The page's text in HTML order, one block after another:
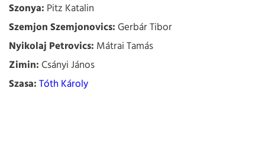
Szonya: Pitz Katalin
Szemjon Szemjonovics:Gerbár Tibor
Nyikolaj Petrovics: Mátrai Tamás
Zimin:Csányi János
Szasa:Tóth Károly